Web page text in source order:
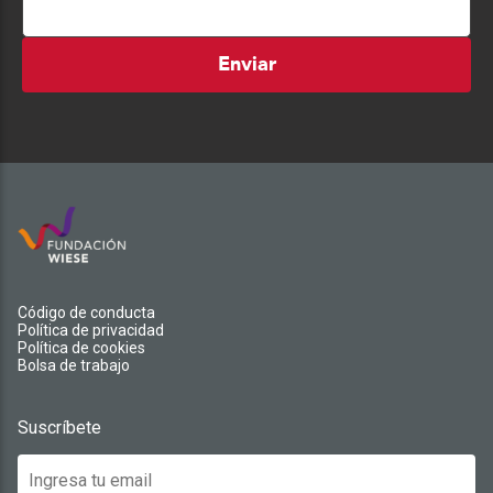
Enviar
Código de conducta
Política de privacidad
Política de cookies
Bolsa de trabajo
Suscríbete